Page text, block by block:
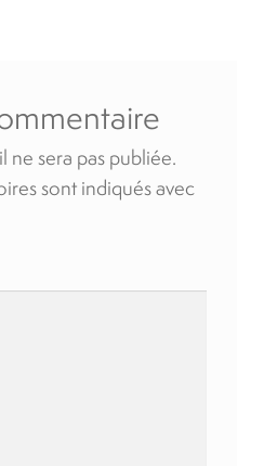
ne sera pas publiée.
sont indiqués avec